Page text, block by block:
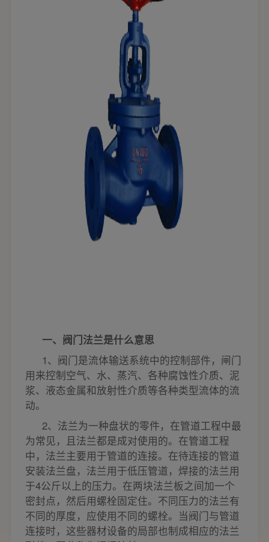
一、阀门法兰是什么意思
1、阀门是流体输送系统中的控制部件，闸门
用来控制空气、水、蒸汽、各种腐蚀性介质、泥
浆、液态金属和放射性介质等各种类型流体的流
动。
2、法兰为一种盘状的零件，在管道工程中最
为常见，且法兰都是成对使用的。在管道工程
中，法兰主要用于管道的连接。在待连接的管道
安装法兰盘，法兰用于低压管道，焊接的法兰用
于4公斤以上的压力。在两块法兰板之间加一个
密封点，然后用螺栓固定住。不同压力的法兰有
不同的厚度，应使用不同的螺栓。当阀门与管道
连接时，这些器材设备的局部也制成相应的法兰